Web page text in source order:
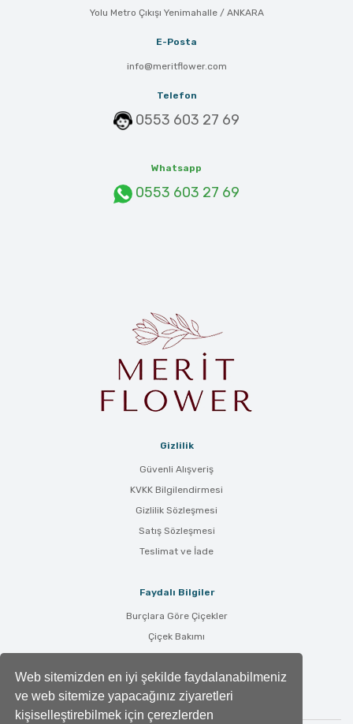
Web sitemizden en iyi şekilde faydalanabilmeniz
ve web sitemize yapacağınız ziyaretleri
kişiselleştirebilmek için çerezlerden
Yolu Metro Çıkışı Yenimahalle / ANKARA
E-Posta
info@meritflower.com
Telefon
0553 603 27 69
Whatsapp
0553 603 27 69
Gizlilik
Güvenli Alışveriş
KVKK Bilgilendirmesi
Gizlilik Sözleşmesi
Satış Sözleşmesi
Teslimat ve İade
Faydalı Bilgiler
Burçlara Göre Çiçekler
Çiçek Bakımı
Çiçek Anlamları
Tüm Blog Yazıları